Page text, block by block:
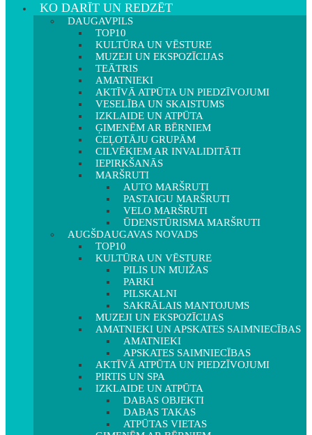
KO DARĪT UN REDZĒT
DAUGAVPILS
TOP10
KULTŪRA UN VĒSTURE
MUZEJI UN EKSPOZĪCIJAS
TEĀTRIS
AMATNIEKI
AKTĪVĀ ATPŪTA UN PIEDZĪVOJUMI
VESELĪBA UN SKAISTUMS
IZKLAIDE UN ATPŪTA
ĢIMENĒM AR BĒRNIEM
CEĻOTĀJU GRUPĀM
CILVĒKIEM AR INVALIDITĀTI
IEPIRKŠANĀS
MARŠRUTI
AUTO MARŠRUTI
PASTAIGU MARŠRUTI
VELO MARŠRUTI
ŪDENSTŪRISMA MARŠRUTI
AUGŠDAUGAVAS NOVADS
TOP10
KULTŪRA UN VĒSTURE
PILIS UN MUIŽAS
PARKI
PILSKALNI
SAKRĀLAIS MANTOJUMS
MUZEJI UN EKSPOZĪCIJAS
AMATNIEKI UN APSKATES SAIMNIECĪBAS
AMATNIEKI
APSKATES SAIMNIECĪBAS
AKTĪVĀ ATPŪTA UN PIEDZĪVOJUMI
PIRTIS UN SPA
IZKLAIDE UN ATPŪTA
DABAS OBJEKTI
DABAS TAKAS
ATPŪTAS VIETAS